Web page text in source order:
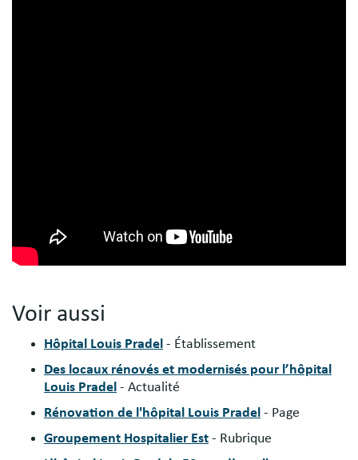
Voir aussi
Hôpital Louis Pradel - Établissement
Des locaux rénovés et modernisés pour l’hôpital
Louis Pradel - Actualité
Rénovation de l'hôpital Louis Pradel - Page
Groupement Hospitalier Est - Rubrique